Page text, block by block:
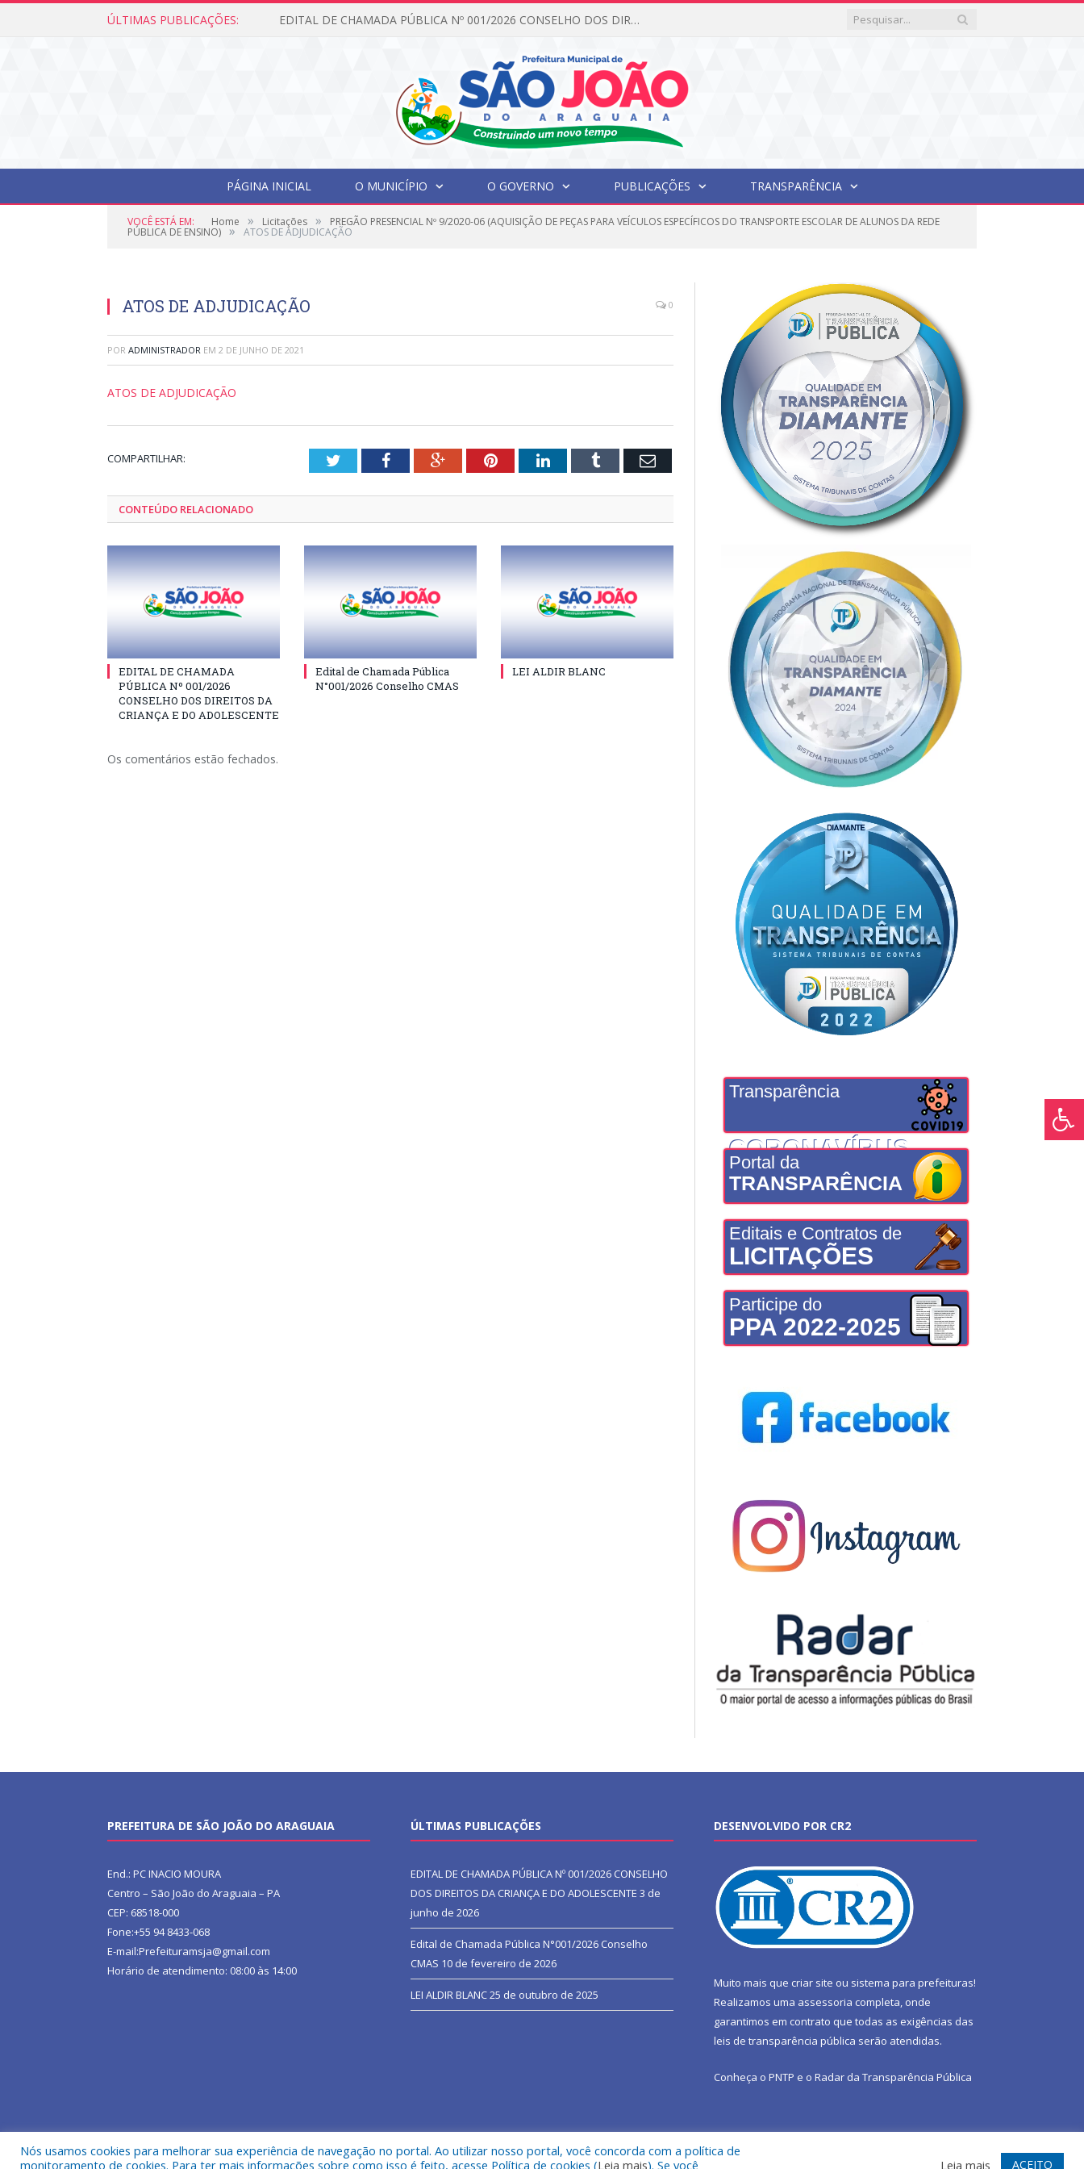
ÚLTIMAS PUBLICAÇÕES: Edital de Chamada Pública N°001/2026 Conselho CMAS
PÁGINA INICIAL O MUNICÍPIO O GOVERNO PUBLICAÇÕES TRANSPARÊNCIA
VOCÊ ESTÁ EM: Home » Licitações » PREGÃO PRESENCIAL Nº 9/2020-06 (AQUISIÇÃO DE PEÇAS PARA VEÍCULOS ESPECÍFICOS DO TRANSPORTE ESCOLAR DE ALUNOS DA REDE
PÚBLICA DE ENSINO) » ATOS DE ADJUDICAÇÃO
ATOS DE ADJUDICAÇÃO 0
POR ADMINISTRADOR EM 2 DE JUNHO DE 2021
ATOS DE ADJUDICAÇÃO
COMPARTILHAR: TwitterFacebookGoogle+PinterestLinkedInTumblr Email
CONTEÚDO RELACIONADO
EDITAL DE CHAMADA
PÚBLICA Nº 001/2026
CONSELHO DOS DIREITOS DA
CRIANÇA E DO ADOLESCENTE
Edital de Chamada Pública
N°001/2026 Conselho CMAS
LEI ALDIR BLANC
Os comentários estão fechados.
Transparência
CORONAVÍRUS
Portal da
TRANSPARÊNCIA
Editais e Contratos de
LICITAÇÕES
Participe do
PPA 2022-2025
PREFEITURA DE SÃO JOÃO DO ARAGUAIA
End.: PC INACIO MOURA
Centro – São João do Araguaia – PA
CEP: 68518-000
Fone:+55 94 8433-068
E-mail:Prefeituramsja@gmail.com
Horário de atendimento: 08:00 às 14:00
ÚLTIMAS PUBLICAÇÕES
EDITAL DE CHAMADA PÚBLICA Nº 001/2026 CONSELHO
DOS DIREITOS DA CRIANÇA E DO ADOLESCENTE 3 de
junho de 2026
Edital de Chamada Pública N°001/2026 Conselho
CMAS 10 de fevereiro de 2026
LEI ALDIR BLANC25 de outubro de 2025
DESENVOLVIDO POR CR2
Muito mais que criar site ou sistema para prefeituras!
Realizamos uma assessoria completa, onde
garantimos em contrato que todas as exigências das
leis de transparência pública serão atendidas.
Conheça o PNTP e o Radar da Transparência Pública
Todos os direitos reservados a Prefeitura Municipal de São João do Araguaia. Mapa do Site Acessar Webmail
Nós usamos cookies para melhorar sua experiência de navegação no portal. Ao utilizar nosso portal, você concorda com a política de
monitoramento de cookies. Para ter mais informações sobre como isso é feito, acesse Política de cookies (Leia mais). Se você Leia mais ACEITO